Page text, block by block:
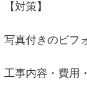
【対策】
写真付きのビフ
工事内容・費用